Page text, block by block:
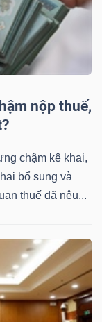
nộp thuế,
chậm kê khai,
bổ sung và
thuế đã nêu...